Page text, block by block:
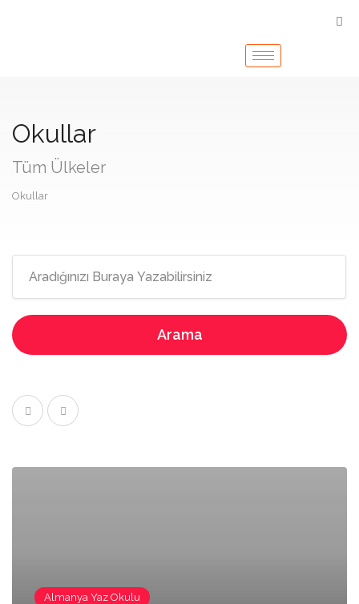
Okullar
Tüm Ülkeler
Okullar
Arama
Almanya Yaz Okulu